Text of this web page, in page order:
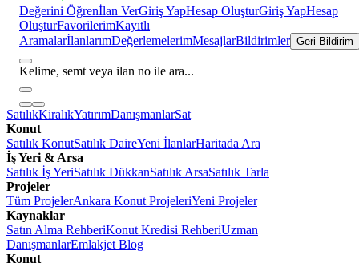
Değerini Öğrenİlan VerGiriş YapHesap OluşturGiriş YapHesap
OluşturFavorilerimKayıtlı
AramalarİlanlarımDeğerlemelerimMesajlarBildirimler Geri Bildirim
Kelime, semt veya ilan no ile ara...
SatılıkKiralıkYatırımDanışmanlarSat
Konut
Satılık KonutSatılık DaireYeni İlanlarHaritada Ara
İş Yeri & Arsa
Satılık İş YeriSatılık DükkanSatılık ArsaSatılık Tarla
Projeler
Tüm ProjelerAnkara Konut ProjeleriYeni Projeler
Kaynaklar
Satın Alma RehberiKonut Kredisi RehberiUzman
DanışmanlarEmlakjet Blog
Konut